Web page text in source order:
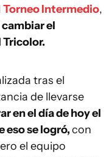
Torneo Intermedio,
cambiar el
tras el
de llevarse
en el día de hoy el
eso se logró,con
el equipo